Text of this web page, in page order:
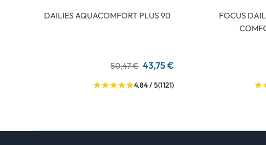
DAILIES AQUACOMFORT PLUS 90
50,47 € 43,75 €
4.84 / 5(1121)
FOCUS